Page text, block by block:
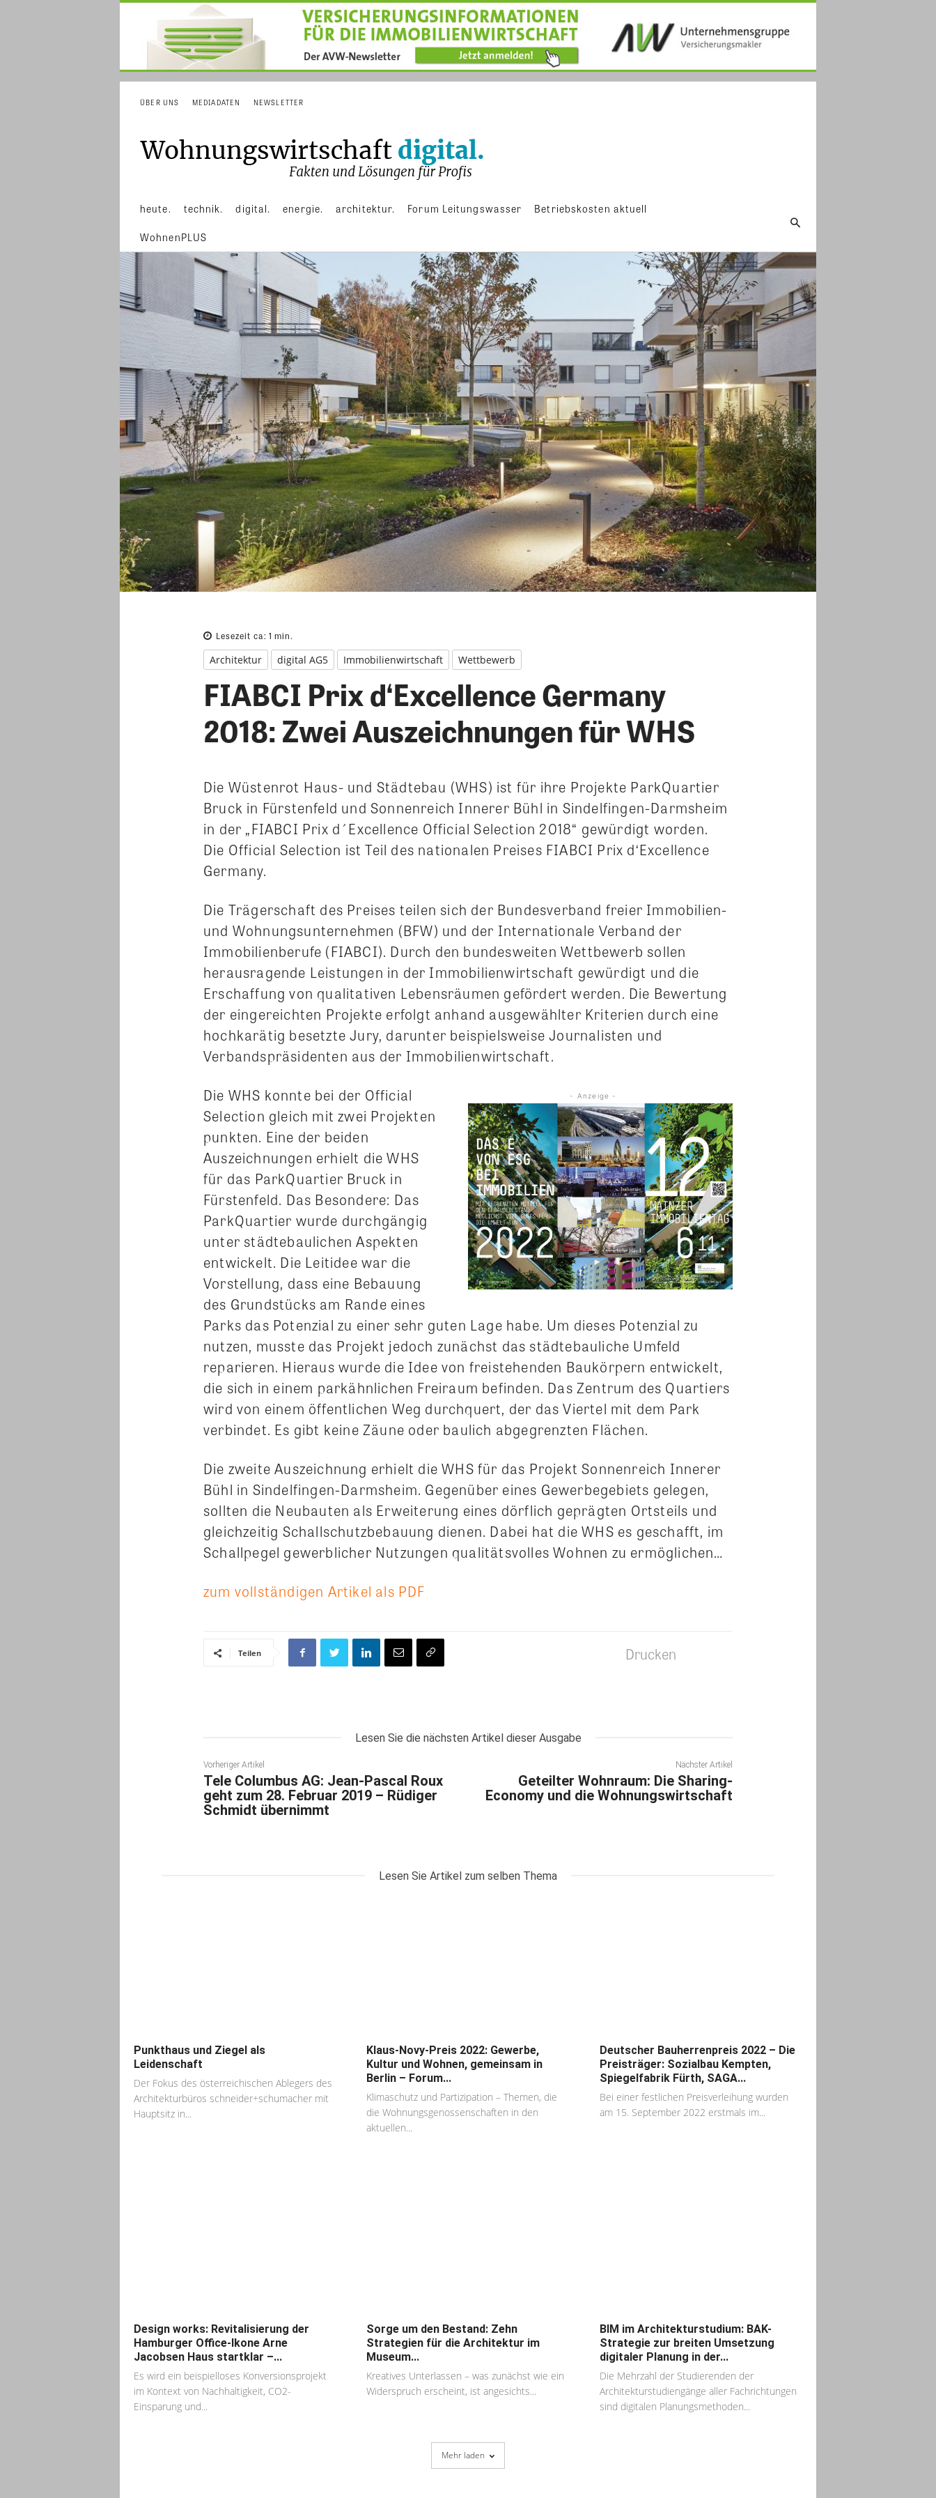
ÜBER UNS MEDIADATEN NEWSLETTER
heute. technik. digital. energie. architektur. Forum Leitungswasser Betriebskosten aktuell
WohnenPLUS
Lesezeit ca: 1 min.
Architektur digital AG5 Immobilienwirtschaft Wettbewerb
FIABCI Prix d‘Excellence Germany
2018: Zwei Auszeichnungen für WHS
Die Wüstenrot Haus- und Städtebau (WHS) ist für ihre Projekte ParkQuartier
Bruck in Fürstenfeld und Sonnenreich Innerer Bühl in Sindelfingen-Darmsheim
in der „FIABCI Prix d´Excellence Official Selection 2018“ gewürdigt worden.
Die Official Selection ist Teil des nationalen Preises FIABCI Prix d‘Excellence
Germany.
Die Trägerschaft des Preises teilen sich der Bundesverband freier Immobilien-
und Wohnungsunternehmen (BFW) und der Internationale Verband der
Immobilienberufe (FIABCI). Durch den bundesweiten Wettbewerb sollen
herausragende Leistungen in der Immobilienwirtschaft gewürdigt und die
Erschaffung von qualitativen Lebensräumen gefördert werden. Die Bewertung
der eingereichten Projekte erfolgt anhand ausgewählter Kriterien durch eine
hochkarätig besetzte Jury, darunter beispielsweise Journalisten und
Verbandspräsidenten aus der Immobilienwirtschaft.
- Anzeige -
Die WHS konnte bei der Official
Selection gleich mit zwei Projekten
punkten. Eine der beiden
Auszeichnungen erhielt die WHS
für das ParkQuartier Bruck in
Fürstenfeld. Das Besondere: Das
ParkQuartier wurde durchgängig
unter städtebaulichen Aspekten
entwickelt. Die Leitidee war die
Vorstellung, dass eine Bebauung
des Grundstücks am Rande eines
Parks das Potenzial zu einer sehr guten Lage habe. Um dieses Potenzial zu
nutzen, musste das Projekt jedoch zunächst das städtebauliche Umfeld
reparieren. Hieraus wurde die Idee von freistehenden Baukörpern entwickelt,
die sich in einem parkähnlichen Freiraum befinden. Das Zentrum des Quartiers
wird von einem öffentlichen Weg durchquert, der das Viertel mit dem Park
verbindet. Es gibt keine Zäune oder baulich abgegrenzten Flächen.
Die zweite Auszeichnung erhielt die WHS für das Projekt Sonnenreich Innerer
Bühl in Sindelfingen-Darmsheim. Gegenüber eines Gewerbegebiets gelegen,
sollten die Neubauten als Erweiterung eines dörflich geprägten Ortsteils und
gleichzeitig Schallschutzbebauung dienen. Dabei hat die WHS es geschafft, im
Schallpegel gewerblicher Nutzungen qualitätsvolles Wohnen zu ermöglichen…
zum vollständigen Artikel als PDF
Teilen Drucken
Lesen Sie die nächsten Artikel dieser Ausgabe
Vorheriger Artikel
Tele Columbus AG: Jean-Pascal Roux
geht zum 28. Februar 2019 – Rüdiger
Schmidt übernimmt
Nächster Artikel
Geteilter Wohnraum: Die Sharing-
Economy und die Wohnungswirtschaft
Lesen Sie Artikel zum selben Thema
Punkthaus und Ziegel als
Leidenschaft
Der Fokus des österreichischen Ablegers des
Architekturbüros schneider+schumacher mit
Hauptsitz in...
Klaus-Novy-Preis 2022: Gewerbe,
Kultur und Wohnen, gemeinsam in
Berlin – Forum...
Klimaschutz und Partizipation – Themen, die
die Wohnungsgenossenschaften in den
aktuellen...
Deutscher Bauherrenpreis 2022 – Die
Preisträger: Sozialbau Kempten,
Spiegelfabrik Fürth, SAGA...
Bei einer festlichen Preisverleihung wurden
am 15. September 2022 erstmals im...
Design works: Revitalisierung der
Hamburger Office-Ikone Arne
Jacobsen Haus startklar –...
Es wird ein beispielloses Konversionsprojekt
im Kontext von Nachhaltigkeit, CO2-
Einsparung und...
Sorge um den Bestand: Zehn
Strategien für die Architektur im
Museum...
Kreatives Unterlassen – was zunächst wie ein
Widerspruch erscheint, ist angesichts...
BIM im Architekturstudium: BAK-
Strategie zur breiten Umsetzung
digitaler Planung in der...
Die Mehrzahl der Studierenden der
Architekturstudiengänge aller Fachrichtungen
sind digitalen Planungsmethoden...
Mehr laden